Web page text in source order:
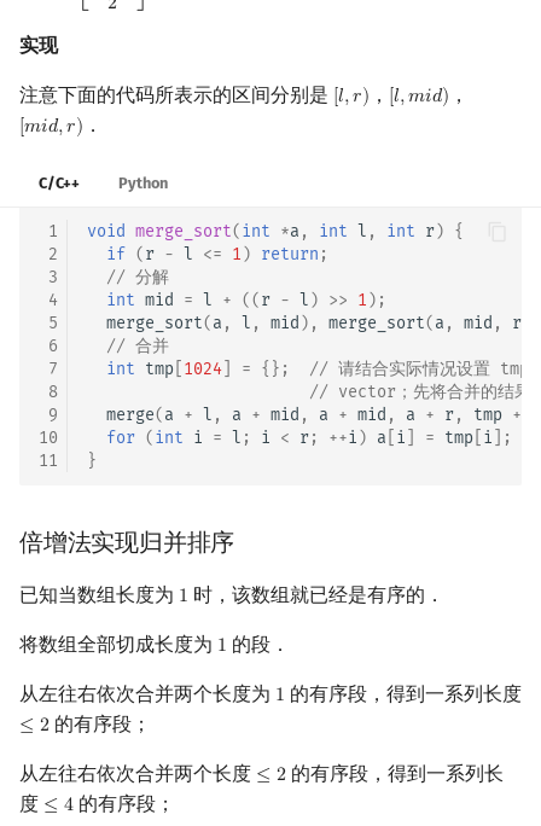
2
实现
注意下面的代码所表示的区间分别是 [𝑙,𝑟)
[l,r) ， [𝑙,𝑚𝑖𝑑)
[l,mid) ，
[𝑚𝑖𝑑,𝑟)
[mid,r) ．
C/C++ Python
1
2
3
4
5
6
7
8
9
10
11
void merge_sort(int *a , int l , int r) {
if (r - l <= 1) return ;
// 分解
int mid = l + ((r - l) >> 1);
merge_sort(a , l , mid), merge_sort(a , mid , r
// 合并
int tmp 1024 = {};
// 请结合实际情况设置 tmp
// vector；先将合并的结果
merge(a + l , a + mid , a + mid , a + r, tmp +
for (int i = l ; i < r; ++i) a i = tmp i ];
}
倍增法实现归并排序
已知当数组长度为 1
1 时，该数组就已经是有序的．
将数组全部切成长度为 1
1 的段．
从左往右依次合并两个长度为 1
1 的有序段，得到一系列长度
≤ 2
≤2 的有序段；
从左往右依次合并两个长度 ≤ 2
≤2
的有序段，得到一系列长
度 ≤ 4
≤4 的有序段；